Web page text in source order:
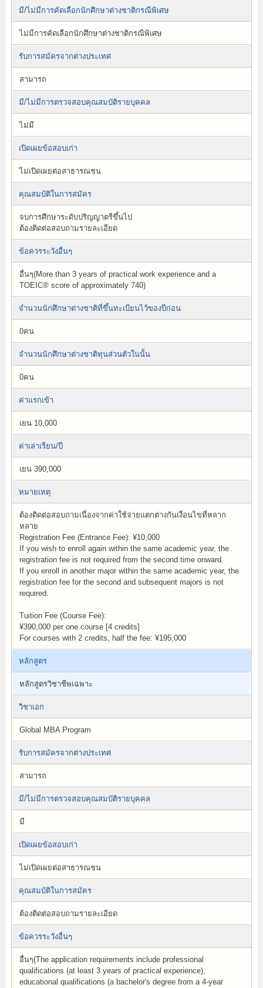
มี/ไม่มีการคัดเลือกนักศึกษาต่างชาติกรณีพิเศษ
ไม่มีการคัดเลือกนักศึกษาต่างชาติกรณีพิเศษ
รับการสมัครจากต่างประเทศ
สามารถ
มี/ไม่มีการตรวจสอบคุณสมบัติรายบุคคล
ไม่มี
เปิดเผยข้อสอบเก่า
ไม่เปิดเผยต่อสาธารณชน
คุณสมบัติในการสมัคร
จบการศึกษาระดับปริญญาตรีขึ้นไป
ต้องติดต่อสอบถามรายละเอียด
ข้อควรระวังอื่นๆ
อื่นๆ(More than 3 years of practical work experience and a
TOEIC® score of approximately 740)
จำนวนนักศึกษาต่างชาติที่ขึ้นทะเบียนไว้ของปีก่อน
0คน
จำนวนนักศึกษาต่างชาติทุนส่วนตัวในนั้น
0คน
ค่าแรกเข้า
เยน 10,000
ค่าเล่าเรียน/ปี
เยน 390,000
หมายเหตุ
ต้องติดต่อสอบถามเนื่องจากค่าใช้จ่ายแตกต่างกันเงื่อนไขที่หลาก
หลาย
Registration Fee (Entrance Fee): ¥10,000
If you wish to enroll again within the same academic year, the
registration fee is not required from the second time onward.
If you enroll in another major within the same academic year, the
registration fee for the second and subsequent majors is not
required.
Tuition Fee (Course Fee):
¥390,000 per one course [4 credits]
For courses with 2 credits, half the fee: ¥195,000
หลักสูตร
หลักสูตรวิชาชีพเฉพาะ
วิชาเอก
Global MBA Program
รับการสมัครจากต่างประเทศ
สามารถ
มี/ไม่มีการตรวจสอบคุณสมบัติรายบุคคล
มี
เปิดเผยข้อสอบเก่า
ไม่เปิดเผยต่อสาธารณชน
คุณสมบัติในการสมัคร
ต้องติดต่อสอบถามรายละเอียด
ข้อควรระวังอื่นๆ
อื่นๆ(The application requirements include professional
qualifications (at least 3 years of practical experience),
educational qualifications (a bachelor's degree from a 4-year